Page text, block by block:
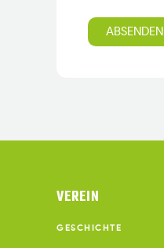
ABSENDEN
VEREIN
GESCHICHTE